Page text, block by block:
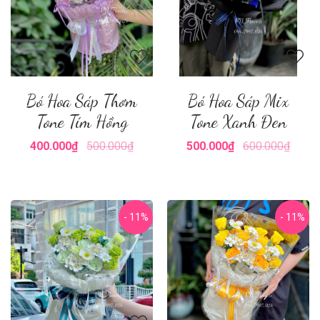
Bó Hoa Sáp Thơm
Tone Tím Hồng
400.000₫ 500.000₫
Bó Hoa Sáp Mix
Tone Xanh Đen
500.000₫ 600.000₫
- 11% - 11%